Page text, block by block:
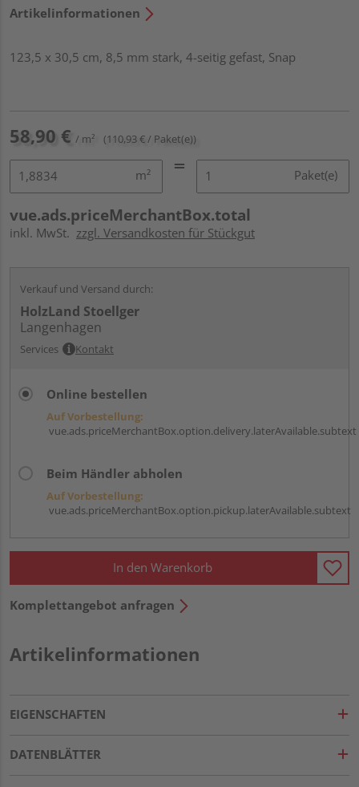
Artikelinformationen
123,5 x 30,5 cm, 8,5 mm stark, 4-seitig gefast, Snap
58,90 € / m² (110,93 € / Paket(e))
m² Paket(e)
vue.ads.priceMerchantBox.total
inkl. MwSt. zzgl. Versandkosten für Stückgut
Verkauf und Versand durch:
HolzLand Stoellger
Langenhagen
Services Kontakt
Online bestellen
Auf Vorbestellung:
vue.ads.priceMerchantBox.option.delivery.laterAvailable.subtext
Beim Händler abholen
Auf Vorbestellung:
vue.ads.priceMerchantBox.option.pickup.laterAvailable.subtext
In den Warenkorb
Komplettangebot anfragen
Artikelinformationen
EIGENSCHAFTEN
DATENBLÄTTER